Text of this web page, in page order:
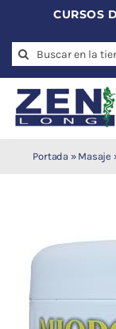
content
Search
for:
acupuntura
Auriculoterapia
Auriculomedicina
Electroacupuntura
Laserpuntura
Portada » Masaje